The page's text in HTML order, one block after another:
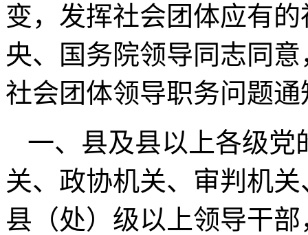
变，发挥社会团体应有
央、国务院领导同志同
社会团体领导职务问题
一、县及县以上各级党
关、政协机关、审判机
县（处）级以上领导干